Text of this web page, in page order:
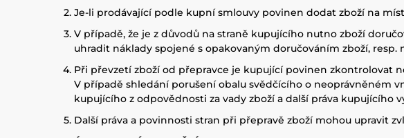
Je-li prodávající podle kupní smlouvy povinen dodat zboží na
V případě, že je z důvodů na straně kupujícího nutno zboží
uhradit náklady spojené s opakovaným doručováním zboží,
Při převzetí zboží od přepravce je kupující povinen zkontrolovat
V případě shledání porušení obalu svědčícího o neoprávněném
kupujícího z odpovědnosti za vady zboží a další práva kupujícího
Další práva a povinnosti stran při přepravě zboží mohou upravit